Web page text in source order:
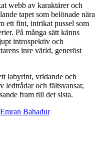
webb av karaktärer och
tapet som belönade nära
ett fint, intrikat pussel som
På många sätt känns
introspektiv och
inre värld, generöst
labyrint, vridande och
ledtrådar och fältsvansar,
fram till det sista.
Emran Bahadur